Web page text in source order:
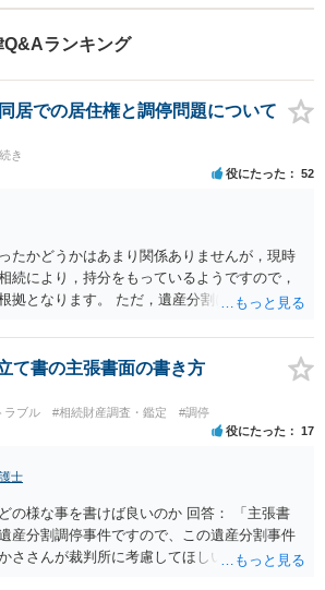
ランキング
居での居住権と調停問題について
き
役にたった 52
たかどうかはあまり関係ありませんが，現時
続により，持分をもっているようですので，
拠となります。 ただ，遺産分割により，母の
て書の主張書面の書き方
ラブル #相続財産調査・鑑定 #調停
役にたった 17
士
の様な事を書けば良いのか 回答： 「主張書
産分割調停事件ですので、この遺産分割事件
ささんが裁判所に考慮してほしいと思う、亡